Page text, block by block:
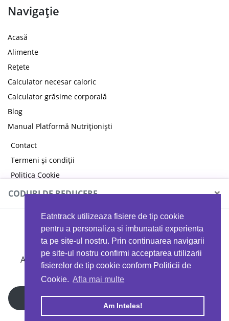
Eatntrack utilizeaza fisiere de tip cookie
pentru a personaliza si imbunatati experienta
ta pe site-ul nostru. Prin continuarea navigarii
pe site-ul nostru confirmi acceptarea utilizarii
fisierelor de tip cookie conform Politicii de
Cookie. Afla mai multe
Am Inteles!
Navigație
Acasă
Alimente
Rețete
Calculator necesar caloric
Calculator grăsime corporală
Blog
Manual Platformă Nutriționiști
Contact
Termeni și condiții
Politica Cookie
Politica de confidențialitate
Copyright © 2026 EAT & TRACK S.R.L
CODURI DE REDUCERE ×
MYPROTEIN
Ai 40%reducere la orice comandă folosind codul
EATTRACK
Profită acum